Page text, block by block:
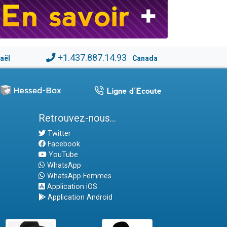
+1.437.887.14.93 Canada
Retrouvez-nous...
Twitter
Facebook
YouTube
WhatsApp
WhatsApp Femmes
Application iOS
Application Android